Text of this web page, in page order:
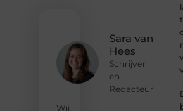
Sara van
Hees
Schrijver
en
Redacteur
Wij